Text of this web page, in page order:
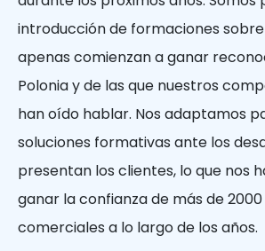
introducción de formaciones
apenas comienzan a ganar
Polonia y de las que nuestros
han oído hablar. Nos adaptamos
soluciones formativas ante los
presentan los clientes, lo que nos
ganar la confianza de más de 2000
comerciales a lo largo de los años.